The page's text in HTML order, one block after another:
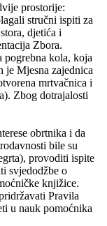
prostorije:
stručni ispiti za
djetića i
Zbora.
pogrebna kola, koja
je Mjesna zajednica
mrtvačnica i
Zbog dotrajalosti
obrtnika i da
bile su
provoditi ispite
svjedodžbe o
knjižice.
Pravila
u nauk pomoćnika